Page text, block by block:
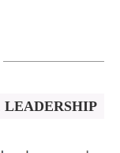
LEADERSHIP